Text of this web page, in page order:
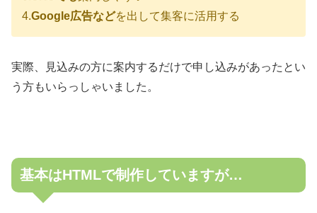
4.Google広告などを出して集客に活用する
実際、見込みの方に案内するだけで申し込みがあったとい
う方もいらっしゃいました。
基本はHTMLで制作していますが…